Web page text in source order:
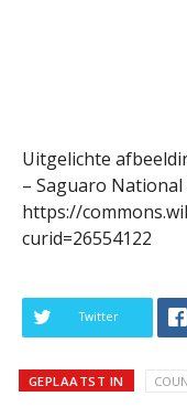
Uitgelichte
– Saguaro National
https://
curid=26554122
Twitter
GEPLAATST IN